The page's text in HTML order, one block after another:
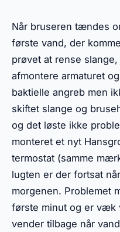
Når bruseren tændes
første vand, der
prøvet at rense
afmontere armaturet
baktielle angreb men
skiftet slange og
og det løste ikke
monteret et nyt
termostat (samme
lugten er der fortsat
morgenen. Problemet
første minut og er væk
vender tilbage når